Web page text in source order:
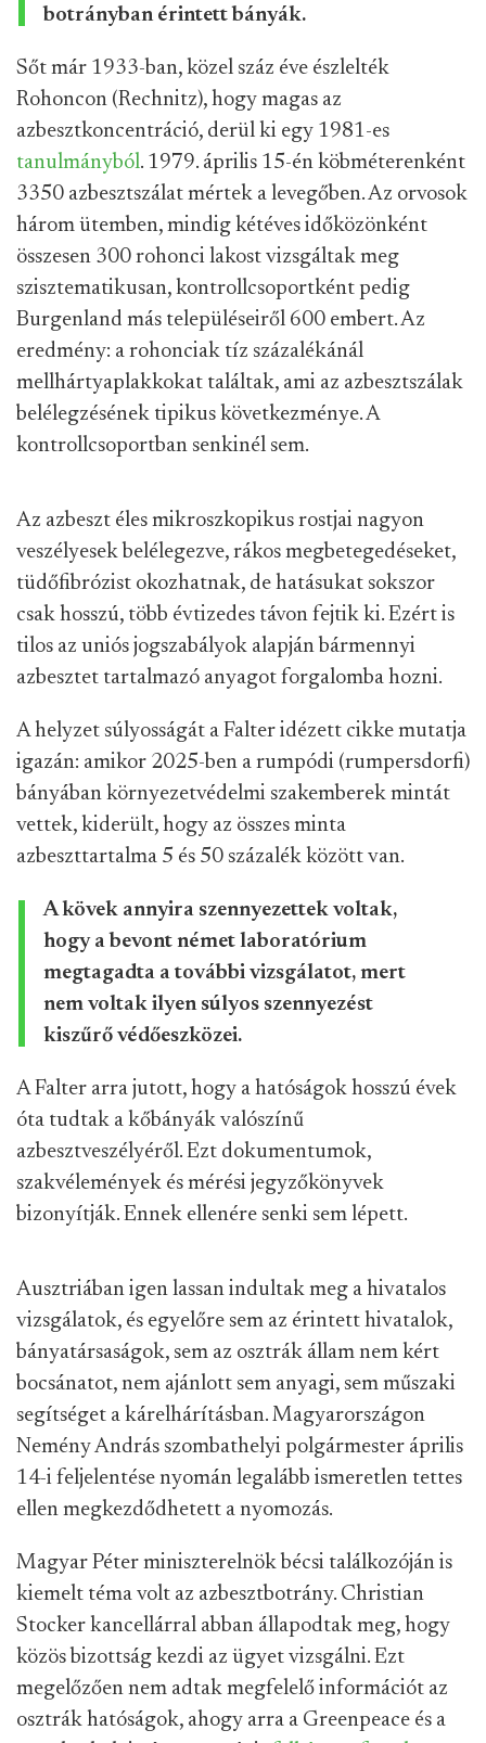
botrányban érintett bányák.
Sőt már 1933-ban, közel száz éve észlelték
Rohoncon (Rechnitz), hogy magas az
azbesztkoncentráció, derül ki egy 1981-es
tanulmányból. 1979. április 15-én köbméterenként
3350 azbesztszálat mértek a levegőben. Az orvosok
három ütemben, mindig kétéves időközönként
összesen 300 rohonci lakost vizsgáltak meg
szisztematikusan, kontrollcsoportként pedig
Burgenland más településeiről 600 embert. Az
eredmény: a rohonciak tíz százalékánál
mellhártyaplakkokat találtak, ami az azbesztszálak
belélegzésének tipikus következménye. A
kontrollcsoportban senkinél sem.
Az azbeszt éles mikroszkopikus rostjai nagyon
veszélyesek belélegezve, rákos megbetegedéseket,
tüdőfibrózist okozhatnak, de hatásukat sokszor
csak hosszú, több évtizedes távon fejtik ki. Ezért is
tilos az uniós jogszabályok alapján bármennyi
azbesztet tartalmazó anyagot forgalomba hozni.
A helyzet súlyosságát a Falter idézett cikke mutatja
igazán: amikor 2025-ben a rumpódi (rumpersdorfi)
bányában környezetvédelmi szakemberek mintát
vettek, kiderült, hogy az összes minta
azbeszttartalma 5 és 50 százalék között van.
A kövek annyira szennyezettek voltak,
hogy a bevont német laboratórium
megtagadta a további vizsgálatot, mert
nem voltak ilyen súlyos szennyezést
kiszűrő védőeszközei.
A Falter arra jutott, hogy a hatóságok hosszú évek
óta tudtak a kőbányák valószínű
azbesztveszélyéről. Ezt dokumentumok,
szakvélemények és mérési jegyzőkönyvek
bizonyítják. Ennek ellenére senki sem lépett.
Ausztriában igen lassan indultak meg a hivatalos
vizsgálatok, és egyelőre sem az érintett hivatalok,
bányatársaságok, sem az osztrák állam nem kért
bocsánatot, nem ajánlott sem anyagi, sem műszaki
segítséget a kárelhárításban. Magyarországon
Nemény András szombathelyi polgármester április
14-i feljelentése nyomán legalább ismeretlen tettes
ellen megkezdődhetett a nyomozás.
Magyar Péter miniszterelnök bécsi találkozóján is
kiemelt téma volt az azbesztbotrány. Christian
Stocker kancellárral abban állapodtak meg, hogy
közös bizottság kezdi az ügyet vizsgálni. Ezt
megelőzően nem adtak megfelelő információt az
osztrák hatóságok, ahogy arra a Greenpeace és a